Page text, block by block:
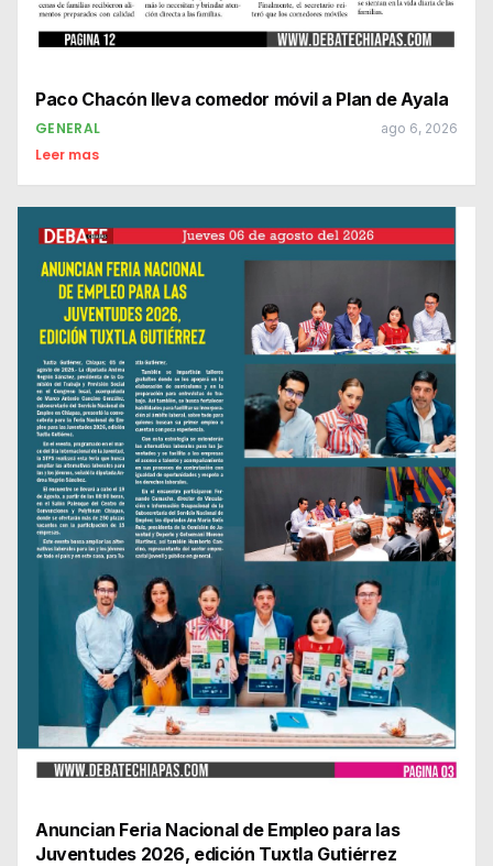
Paco Chacón lleva comedor móvil a Plan de Ayala
GENERAL ago 6, 2026
Leer mas
Anuncian Feria Nacional de Empleo para las
Juventudes 2026, edición Tuxtla Gutiérrez